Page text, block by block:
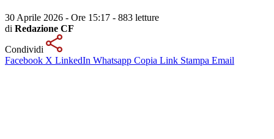
30 Aprile 2026 - Ore 15:17 - 883 letture
di Redazione CF
Condividi
Facebook X LinkedIn Whatsapp Copia Link Stampa Email